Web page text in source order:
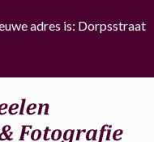
adres is: Dorpsstraat